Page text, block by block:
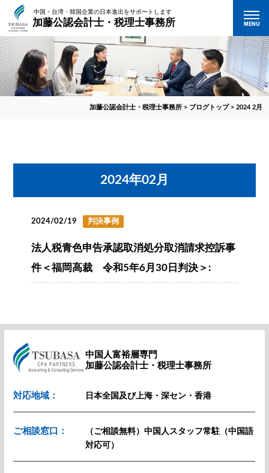
中国・台湾・韓国企業の日本進出をサポートします
加藤公認会計士・税理士事務所 MENU
加藤公認会計士・税理士事務所 > ブログトップ > 2024 2月
2024年02月
2024/02/19 判決事例
法人税青色申告承認取消処分取消請求控訴事
件＜福岡高裁 令和5年6月30日判決＞:
中国人富裕層専門
加藤公認会計士・税理士事務所
対応地域： 日本全国及び上海・深セン・香港
ご相談窓口：
（ご相談無料）中国人スタッフ常駐（中国語
対応可）